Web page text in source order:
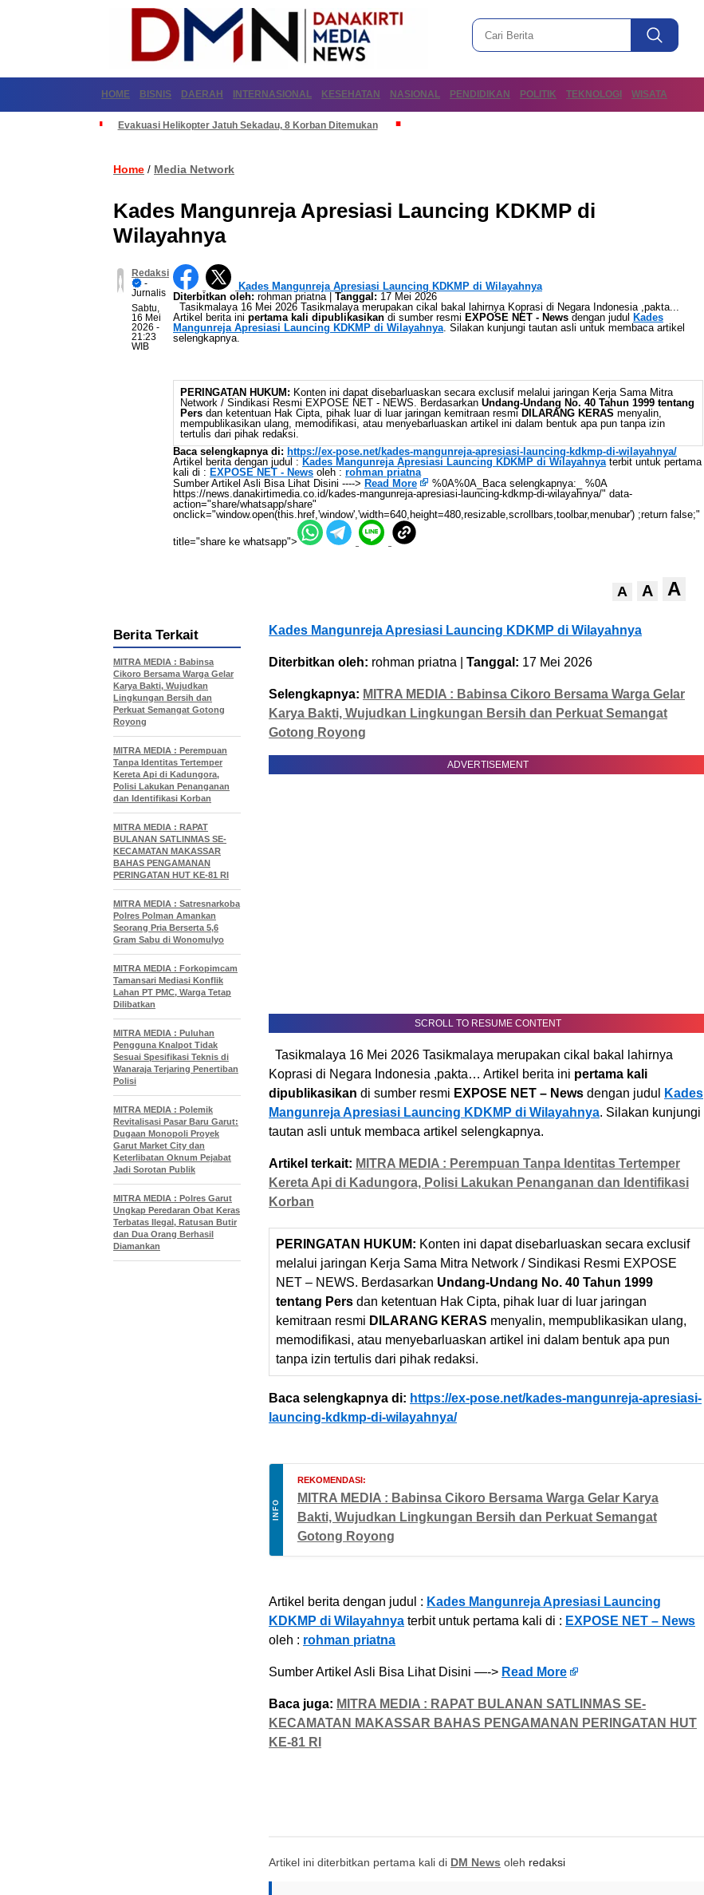
HOME BISNIS DAERAH INTERNASIONAL KESEHATAN NASIONAL PENDIDIKAN POLITIK TEKNOLOGI WISATA
Evakuasi Helikopter Jatuh Sekadau, 8 Korban Ditemukan
Home / Media Network
Kades Mangunreja Apresiasi Launcing KDKMP di
Wilayahnya
Redaksi
-
Jurnalis
Sabtu,
16 Mei
2026 -
21:23
WIB
Kades Mangunreja Apresiasi Launcing KDKMP di Wilayahnya
Diterbitkan oleh: rohman priatna | Tanggal: 17 Mei 2026
Tasikmalaya 16 Mei 2026 Tasikmalaya merupakan cikal bakal lahirnya Koprasi di Negara Indonesia ,pakta...
Artikel berita ini pertama kali dipublikasikan di sumber resmi EXPOSE NET - News dengan judul Kades
Mangunreja Apresiasi Launcing KDKMP di Wilayahnya. Silakan kunjungi tautan asli untuk membaca artikel
selengkapnya.
PERINGATAN HUKUM: Konten ini dapat disebarluaskan secara exclusif melalui jaringan Kerja Sama Mitra
Network / Sindikasi Resmi EXPOSE NET - NEWS. Berdasarkan Undang-Undang No. 40 Tahun 1999 tentang
Pers dan ketentuan Hak Cipta, pihak luar di luar jaringan kemitraan resmi DILARANG KERAS menyalin,
mempublikasikan ulang, memodifikasi, atau menyebarluaskan artikel ini dalam bentuk apa pun tanpa izin
tertulis dari pihak redaksi.
Baca selengkapnya di: https://ex-pose.net/kades-mangunreja-apresiasi-launcing-kdkmp-di-wilayahnya/
Artikel berita dengan judul : Kades Mangunreja Apresiasi Launcing KDKMP di Wilayahnyaterbit untuk pertama
kali di : EXPOSE NET - News oleh : rohman priatna
Sumber Artikel Asli Bisa Lihat Disini ----> Read More
%0A%0A_Baca selengkapnya:_ %0A
https://news.danakirtimedia.co.id/kades-mangunreja-apresiasi-launcing-kdkmp-di-wilayahnya/" data-
action="share/whatsapp/share"
onclick="window.open(this.href,'window','width=640,height=480,resizable,scrollbars,toolbar,menubar') ;return false;"
title="share ke whatsapp">
A A A
Kades Mangunreja Apresiasi Launcing KDKMP di Wilayahnya
Diterbitkan oleh: rohman priatna | Tanggal: 17 Mei 2026
Selengkapnya: MITRA MEDIA : Babinsa Cikoro Bersama Warga Gelar
Karya Bakti, Wujudkan Lingkungan Bersih dan Perkuat Semangat
Gotong Royong
ADVERTISEMENT
SCROLL TO RESUME CONTENT
Tasikmalaya 16 Mei 2026 Tasikmalaya merupakan cikal bakal lahirnya
Koprasi di Negara Indonesia ,pakta… Artikel berita ini pertama kali
dipublikasikan di sumber resmi EXPOSE NET – News dengan judul
Kades
Mangunreja Apresiasi Launcing KDKMP di Wilayahnya. Silakan kunjungi
tautan asli untuk membaca artikel selengkapnya.
Artikel terkait: MITRA MEDIA : Perempuan Tanpa Identitas Tertemper
Kereta Api di Kadungora, Polisi Lakukan Penanganan dan Identifikasi
Korban
PERINGATAN HUKUM: Konten ini dapat disebarluaskan secara exclusif
melalui jaringan Kerja Sama Mitra Network / Sindikasi Resmi EXPOSE
NET – NEWS. Berdasarkan Undang-Undang No. 40 Tahun 1999
tentang Pers dan ketentuan Hak Cipta, pihak luar di luar jaringan
kemitraan resmi DILARANG KERAS menyalin, mempublikasikan ulang,
memodifikasi, atau menyebarluaskan artikel ini dalam bentuk apa pun
tanpa izin tertulis dari pihak redaksi.
Baca selengkapnya di: https://ex-pose.net/kades-mangunreja-apresiasi-
launcing-kdkmp-di-wilayahnya/
INFO
REKOMENDASI:
MITRA MEDIA : Babinsa Cikoro Bersama Warga Gelar Karya
Bakti, Wujudkan Lingkungan Bersih dan Perkuat Semangat
Gotong Royong
Artikel berita dengan judul : Kades Mangunreja Apresiasi Launcing
KDKMP di Wilayahnya terbit untuk pertama kali di : EXPOSE NET – News
oleh : rohman priatna
Sumber Artikel Asli Bisa Lihat Disini —-> Read More
Baca juga: MITRA MEDIA : RAPAT BULANAN SATLINMAS SE-
KECAMATAN MAKASSAR BAHAS PENGAMANAN PERINGATAN HUT
KE-81 RI
Artikel ini diterbitkan pertama kali di DM News oleh redaksi
Berita Terkait
MITRA MEDIA : Babinsa
Cikoro Bersama Warga Gelar
Karya Bakti, Wujudkan
Lingkungan Bersih dan
Perkuat Semangat Gotong
Royong
MITRA MEDIA : Perempuan
Tanpa Identitas Tertemper
Kereta Api di Kadungora,
Polisi Lakukan Penanganan
dan Identifikasi Korban
MITRA MEDIA : RAPAT
BULANAN SATLINMAS SE-
KECAMATAN MAKASSAR
BAHAS PENGAMANAN
PERINGATAN HUT KE-81 RI
MITRA MEDIA : Satresnarkoba
Polres Polman Amankan
Seorang Pria Berserta 5,6
Gram Sabu di Wonomulyo
MITRA MEDIA : Forkopimcam
Tamansari Mediasi Konflik
Lahan PT PMC, Warga Tetap
Dilibatkan
MITRA MEDIA : Puluhan
Pengguna Knalpot Tidak
Sesuai Spesifikasi Teknis di
Wanaraja Terjaring Penertiban
Polisi
MITRA MEDIA : Polemik
Revitalisasi Pasar Baru Garut:
Dugaan Monopoli Proyek
Garut Market City dan
Keterlibatan Oknum Pejabat
Jadi Sorotan Publik
MITRA MEDIA : Polres Garut
Ungkap Peredaran Obat Keras
Terbatas Ilegal, Ratusan Butir
dan Dua Orang Berhasil
Diamankan